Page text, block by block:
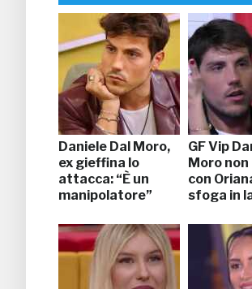
Daniele Dal Moro,
ex gieffina lo
attacca: “È un
manipolatore”
GF Vip
Moro
con
sfoga in